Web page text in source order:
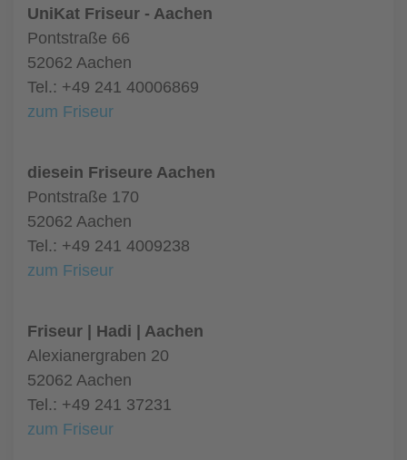
UniKat Friseur - Aachen
Pontstraße 66
52062 Aachen
Tel.: +49 241 40006869
zum Friseur
diesein Friseure Aachen
Pontstraße 170
52062 Aachen
Tel.: +49 241 4009238
zum Friseur
Friseur | Hadi | Aachen
Alexianergraben 20
52062 Aachen
Tel.: +49 241 37231
zum Friseur